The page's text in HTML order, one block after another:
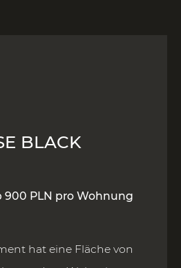
BLACK
900 PLN pro Wohnung
hat eine Fläche von